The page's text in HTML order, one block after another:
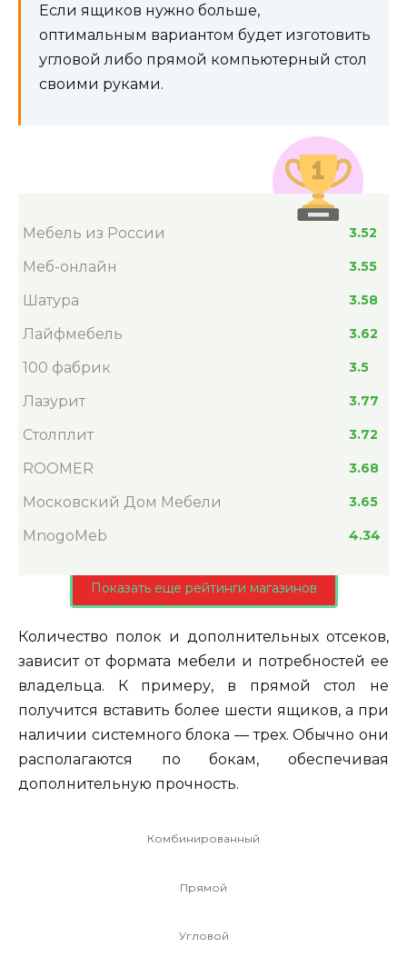
Если ящиков нужно больше,
оптимальным вариантом будет изготовить
угловой либо прямой компьютерный стол
своими руками.
Мебель из России 3.52
Меб-онлайн 3.55
Шатура 3.58
Лайфмебель 3.62
100 фабрик 3.5
Лазурит 3.77
Столплит 3.72
ROOMER 3.68
Московский Дом Мебели 3.65
MnogoMeb 4.34
Показать еще рейтинги магазинов
Количество полок и дополнительных отсеков,
зависит от формата мебели и потребностей ее
владельца. К примеру, в прямой стол не
получится вставить более шести ящиков, а при
наличии системного блока — трех. Обычно они
располагаются по бокам, обеспечивая
дополнительную прочность.
Комбинированный
Прямой
Угловой